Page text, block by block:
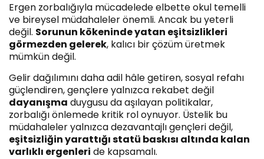
Ergen zorbalığıyla mücadelede elbette okul temelli
ve bireysel müdahaleler önemli. Ancak bu yeterli
değil. Sorunun kökeninde yatan eşitsizlikleri
görmezden gelerek, kalıcı bir çözüm üretmek
mümkün değil.
Gelir dağılımını daha adil hâle getiren, sosyal refahı
güçlendiren, gençlere yalnızca rekabet değil
dayanışma duygusu da aşılayan politikalar,
zorbalığı önlemede kritik rol oynuyor. Üstelik bu
müdahaleler yalnızca dezavantajlı gençleri değil,
eşitsizliğin yarattığı statü baskısı altında kalan
varlıklı ergenleri de kapsamalı.